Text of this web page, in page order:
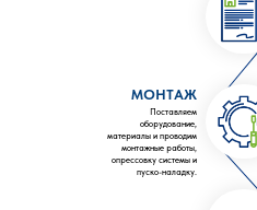
Поставляем
оборудование,
материалы и проводим
монтажные работы,
опрессовку системы и
пуско-наладку.
МОНТАЖ